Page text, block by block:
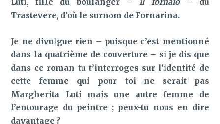
Luti, fille du boulanger – il fornaio– du
Trastevere, d’où le surnom de Fornarina.
Je ne divulgue rien – puisque c’est mentionné
dans la quatrième de couverture – si je dis que
dans ce roman tu t’interroges sur l’identité de
cette femme qui pour toi ne serait pas
Margherita Luti mais une autre femme de
l’entourage du peintre ; peux-tu nous en dire
davantage ?